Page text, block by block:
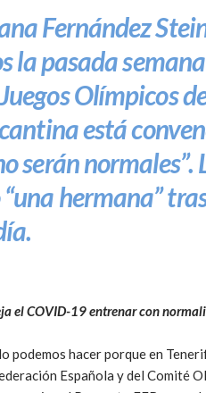
Fernández
la pasada
Olímpicos
está
serán
hermana”
el COVID-19 entrenar con
podemos hacer porque en
Española y del Comité